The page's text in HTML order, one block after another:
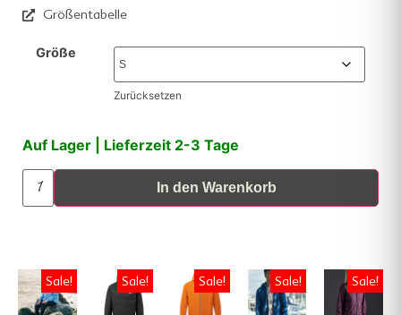
Größentabelle
Größe
Zurücksetzen
Auf Lager | Lieferzeit 2-3 Tage
In den Warenkorb
Sale! Sale! Sale! Sale! Sale!